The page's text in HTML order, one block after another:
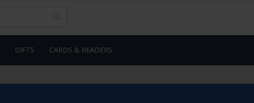
GIFTS CARDS & READERS